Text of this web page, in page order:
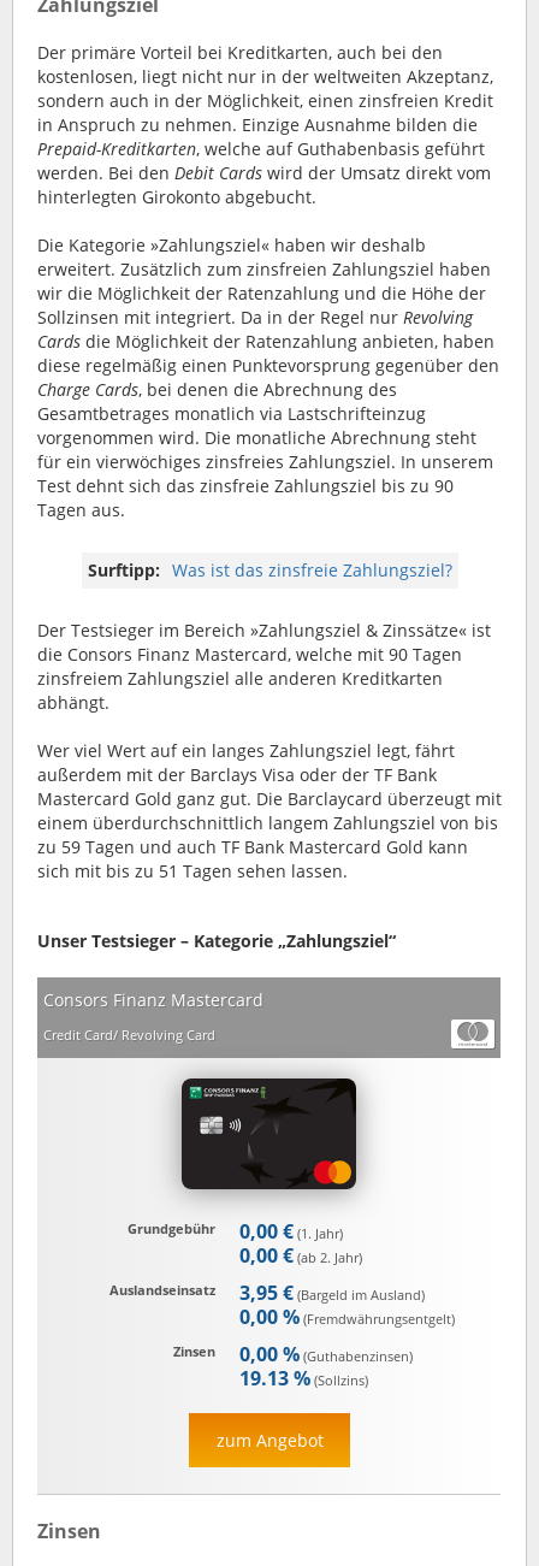
Der primäre Vorteil bei Kreditkarten, auch bei den
kostenlosen, liegt nicht nur in der weltweiten Akzeptanz,
sondern auch in der Möglichkeit, einen zinsfreien Kredit
in Anspruch zu nehmen. Einzige Ausnahme bilden die
Prepaid-Kreditkarten, welche auf Guthabenbasis geführt
werden. Bei den Debit Cards wird der Umsatz direkt vom
hinterlegten Girokonto abgebucht.
Die Kategorie »Zahlungsziel« haben wir deshalb
erweitert. Zusätzlich zum zinsfreien Zahlungsziel haben
wir die Möglichkeit der Ratenzahlung und die Höhe der
Sollzinsen mit integriert. Da in der Regel nur Revolving
Cards die Möglichkeit der Ratenzahlung anbieten, haben
diese regelmäßig einen Punktevorsprung gegenüber den
Charge Cards, bei denen die Abrechnung des
Gesamtbetrages monatlich via Lastschrifteinzug
vorgenommen wird. Die monatliche Abrechnung steht
für ein vierwöchiges zinsfreies Zahlungsziel. In unserem
Test dehnt sich das zinsfreie Zahlungsziel bis zu 90
Tagen aus.
Surftipp: Was ist das zinsfreie Zahlungsziel?
Der Testsieger im Bereich »Zahlungsziel & Zinssätze« ist
die Consors Finanz Mastercard, welche mit 90 Tagen
zinsfreiem Zahlungsziel alle anderen Kreditkarten
abhängt.
Wer viel Wert auf ein langes Zahlungsziel legt, fährt
außerdem mit der Barclays Visa oder der TF Bank
Mastercard Gold ganz gut. Die Barclaycard überzeugt mit
einem überdurchschnittlich langem Zahlungsziel von bis
zu 59 Tagen und auch TF Bank Mastercard Gold kann
sich mit bis zu 51 Tagen sehen lassen.
Unser Testsieger – Kategorie „Zahlungsziel“
Consors Finanz Mastercard
Credit Card/ Revolving Card
Grundgebühr 0,00 € (1. Jahr)
0,00 € (ab 2. Jahr)
Auslandseinsatz
3,95 € (Bargeld im Ausland)
0,00 % (Fremd­währungs­entgelt)
Zinsen
0,00 % (Guthaben­zinsen)
19.13 % (Sollzins)
zum Angebot
Zinsen